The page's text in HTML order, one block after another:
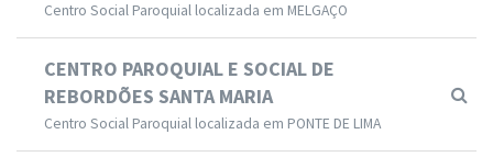
Centro Social Paroquial localizada em MELGAÇO
CENTRO PAROQUIAL E SOCIAL DE
REBORDÕES SANTA MARIA
Centro Social Paroquial localizada em PONTE DE LIMA